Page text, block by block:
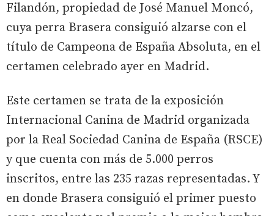
Filandón, propiedad de José Manuel Moncó,
cuya perra Brasera consiguió alzarse con el
título de Campeona de España Absoluta, en el
certamen celebrado ayer en Madrid.
Este certamen se trata de la exposición
Internacional Canina de Madrid organizada
por la Real Sociedad Canina de España (RSCE)
y que cuenta con más de 5.000 perros
inscritos, entre las 235 razas representadas. Y
en donde Brasera consiguió el primer puesto